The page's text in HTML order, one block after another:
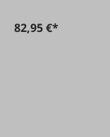
82,95 €*